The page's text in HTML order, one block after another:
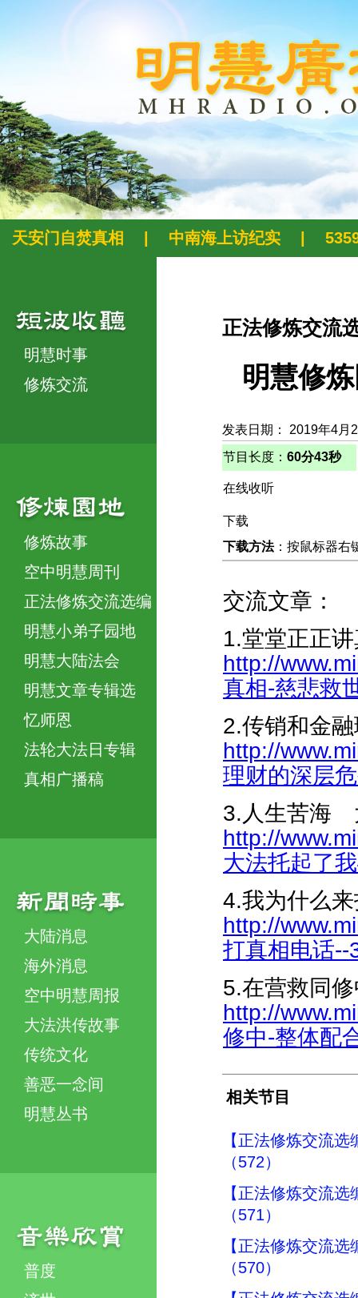
天安门自焚真相 中南海上访纪实
明慧时事
修炼交流
修炼故事
空中明慧周刊
正法修炼交流选编
明慧小弟子园地
明慧大陆法会
明慧文章专辑选
忆师恩
法轮大法日专辑
真相广播稿
大陆消息
海外消息
空中明慧周报
大法洪传故事
传统文化
善恶一念间
明慧丛书
普度
正法修炼交流
明慧修
发表日期： 2019年4月
节目长度： 60分43秒
在线收听
下载
下载方法：按鼠标器右
交流文章：
1.堂堂正正
http://
真相-慈悲救
2.传销和金
http://
理财的深层
3.人生苦海
http://
大法托起了
4.我为什么
http://
打真相电话--
5.在营救同
http://
修中-整体配
相关节目
【正法修炼交流
（572）
【正法修炼交流
（571）
【正法修炼交流
（570）